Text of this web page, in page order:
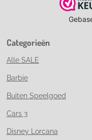
Categorieën
Alle SALE
Barbie
Buiten Speelgoed
Cars 3
Disney Lorcana